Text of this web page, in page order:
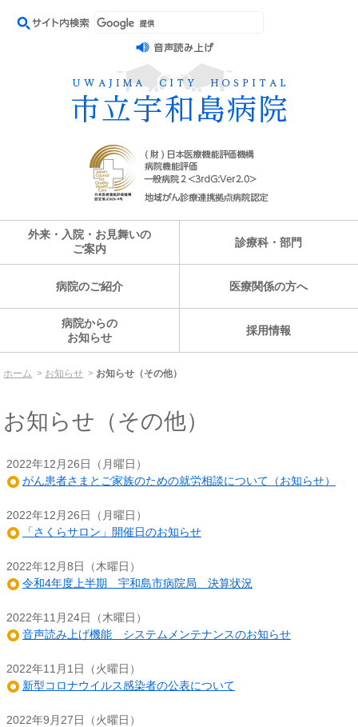
外来・入院・お見舞いの
ご案内
診療科・部門
病院のご紹介 医療関係の方へ
病院からの
お知らせ
採用情報
ホーム お知らせ お知らせ（その他）
お知らせ（その他）
2022年12月26日（月曜日）
がん患者さまとご家族のための就労相談について（お知らせ）
2022年12月26日（月曜日）
「さくらサロン」開催日のお知らせ
2022年12月8日（木曜日）
令和4年度上半期 宇和島市病院局 決算状況
2022年11月24日（木曜日）
音声読み上げ機能 システムメンテナンスのお知らせ
2022年11月1日（火曜日）
新型コロナウイルス感染者の公表について
2022年9月27日（火曜日）